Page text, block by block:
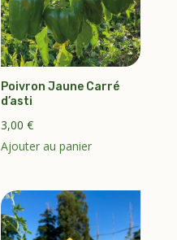
Poivron Jaune Carré
d’asti
3,00€
Ajouter au panier